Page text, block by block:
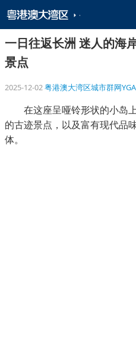
一日往返长洲 迷人的海
景点
2025-12-02粤港澳大湾区城市群网
在这座呈哑铃形状的小岛
的古迹景点，以及富有现代品
体。